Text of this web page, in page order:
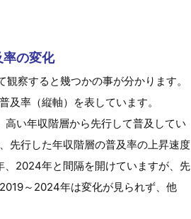
率の変化
察すると幾つかの事が分かります。
率（縦軸）を表しています。
い年収階層から先行して普及してい
先行した年収階層の普及率の上昇速度
2024年と間隔を開けていますが、先
～2024年は変化が見られず、他